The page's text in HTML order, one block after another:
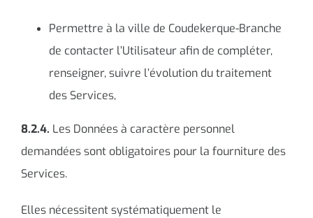
Permettre à la ville de Coudekerque-Branche
de contacter l’Utilisateur afin de compléter,
renseigner, suivre l’évolution du traitement
des Services,
8.2.4. Les Données à caractère personnel
demandées sont obligatoires pour la fourniture des
Services.
Elles nécessitent systématiquement le